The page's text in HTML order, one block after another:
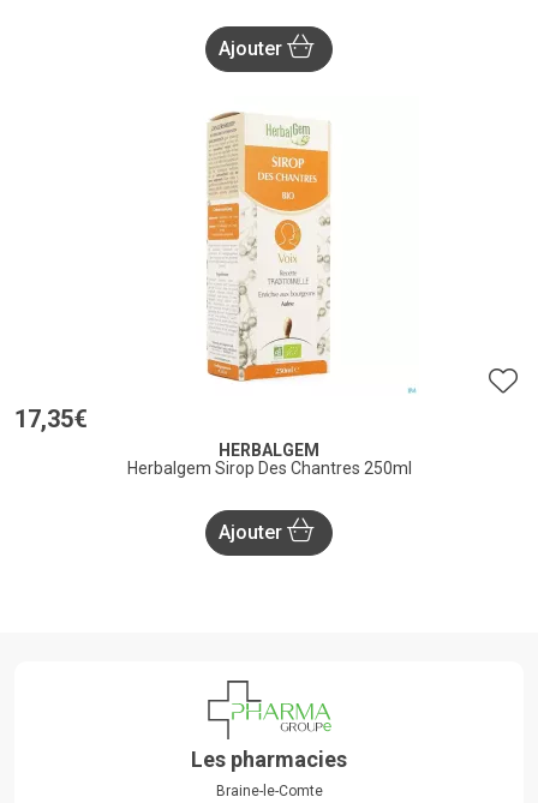
Ajouter
17,35€
HERBALGEM
Herbalgem Sirop Des Chantres 250ml
Ajouter
Les pharmacies
Braine-le-Comte